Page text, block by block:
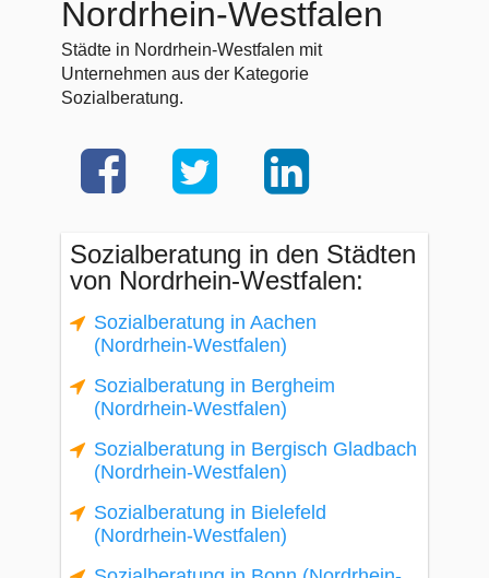
Nordrhein-Westfalen
Städte in Nordrhein-Westfalen mit
Unternehmen aus der Kategorie
Sozialberatung.
Sozialberatung in den Städten
von Nordrhein-Westfalen:
Sozialberatung in Aachen
(Nordrhein-Westfalen)
Sozialberatung in Bergheim
(Nordrhein-Westfalen)
Sozialberatung in Bergisch Gladbach
(Nordrhein-Westfalen)
Sozialberatung in Bielefeld
(Nordrhein-Westfalen)